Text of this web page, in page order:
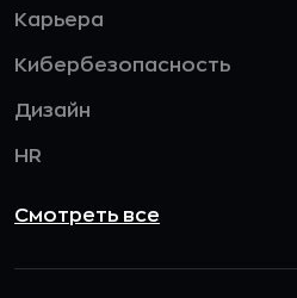
Карьера
Кибербезопасность
Дизайн
HR
Смотреть все